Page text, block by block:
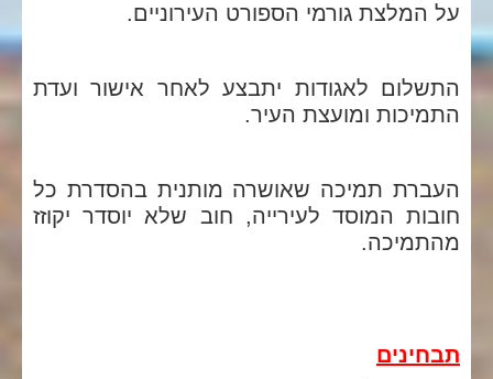
על המלצת גורמי הספורט העירוניים.
התשלום לאגודות יתבצע לאחר אישור ועדת
התמיכות ומועצת העיר.
העברת תמיכה שאושרה מותנית בהסדרת כל
חובות המוסד לעירייה, חוב שלא יוסדר יקוזז
מהתמיכה.
תבחינים